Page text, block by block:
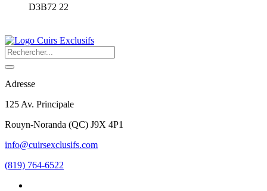
D3B72 22
Adresse
125 Av. Principale
Rouyn-Noranda (QC) J9X 4P1
info@cuirsexclusifs.com
(819) 764-6522